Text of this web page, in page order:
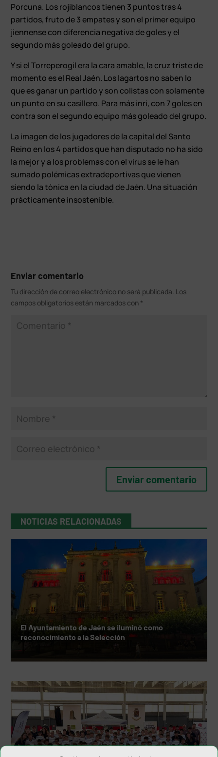
Porcuna. Los rojiblancos tienen 3 puntos tras 4
partidos, fruto de 3 empates y son el primer equipo
jiennense con diferencia negativa de goles y el
segundo más goleado del grupo.
Y si el Torreperogil era la cara amable, la cruz triste de
momento es el Real Jaén. Los lagartos no saben lo
que es ganar un partido y son colistas con solamente
un punto en su casillero. Para más inri, con 7 goles en
contra son el segundo equipo más goleado del grupo.
La imagen de los jugadores de la capital del Santo
Reino en los 4 partidos que han disputado no ha sido
la mejor y a los problemas con el virus se le han
sumado polémicas extradeportivas que vienen
siendo la tónica en la ciudad de Jaén. Una situación
prácticamente insostenible.
Enviar comentario
Tu dirección de correo electrónico no será publicada. Los
campos obligatorios están marcados con *
NOTICIAS RELACIONADAS
El Ayuntamiento de Jaén se iluminó como
reconocimiento a la Selección